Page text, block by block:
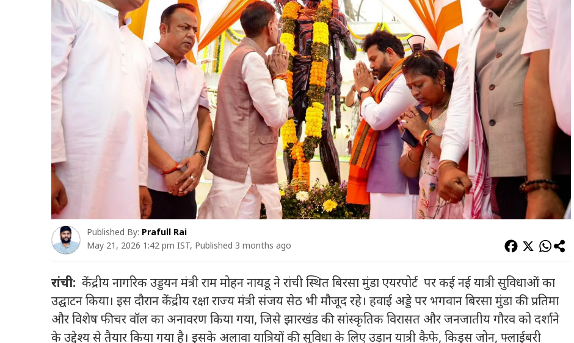
Published By: Prafull Rai
May 21, 2026 1:42 pm IST, Published 3 months ago
रांची: केंद्रीय नागरिक उड्डयन मंत्री राम मोहन नायडू ने रांची स्थित बिरसा मुंडा एयरपोर्ट पर कई नई यात्री सुविधाओं का
उद्घाटन किया। इस दौरान केंद्रीय रक्षा राज्य मंत्री संजय सेठ भी मौजूद रहे। हवाई अड्डे पर भगवान बिरसा मुंडा की प्रतिमा
और विशेष फीचर वॉल का अनावरण किया गया, जिसे झारखंड की सांस्कृतिक विरासत और जनजातीय गौरव को दर्शाने
के उद्देश्य से तैयार किया गया है। इसके अलावा यात्रियों की सुविधा के लिए उड़ान यात्री कैफे, किड्स जोन, फ्लाईबरी